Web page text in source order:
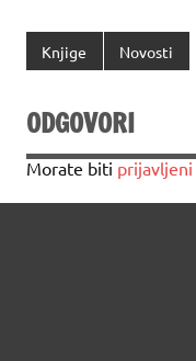
Knjige Novosti
ODGOVORI
Morate biti prijavljeni